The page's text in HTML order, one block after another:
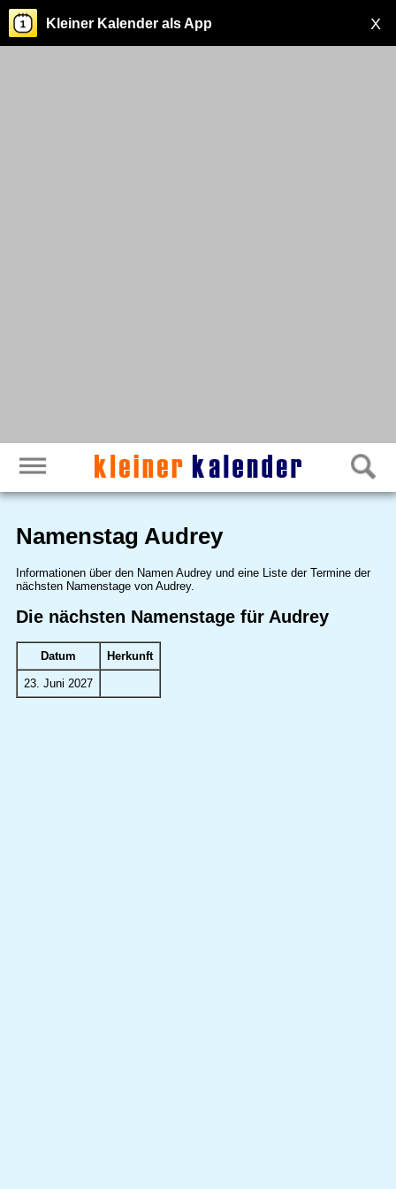
X
Kleiner Kalender als App
Namenstag Audrey
Informationen über den Namen Audrey und eine Liste der Termine der
nächsten Namenstage von Audrey.
Die nächsten Namenstage für Audrey
Datum Herkunft
23. Juni 2027